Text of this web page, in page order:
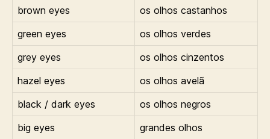
brown eyes
os olhos castanhos
green eyes
os olhos verdes
grey eyes
os olhos cinzentos
hazel eyes
os olhos avelã
black / dark eyes
os olhos negros
big eyes
grandes olhos